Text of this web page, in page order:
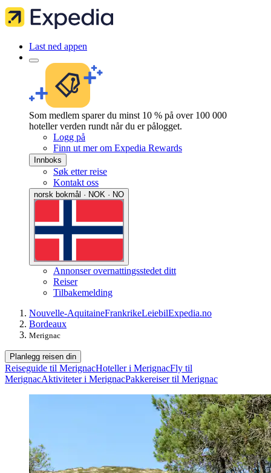
Last ned appen
Som medlem sparer du minst 10 % på over 100 000
hoteller verden rundt når du er pålogget.
Logg på
Finn ut mer om Expedia Rewards
Innboks
Søk etter reise
Kontakt oss
norsk bokmål · NOK · NO
Annonser overnattingsstedet ditt
Reiser
Tilbakemelding
Nouvelle-AquitaineFrankrikeLeiebilExpedia.no
Bordeaux
Merignac
Planlegg reisen din
Reiseguide til MerignacHoteller i MerignacFly til
MerignacAktiviteter i MerignacPakkereiser til Merignac